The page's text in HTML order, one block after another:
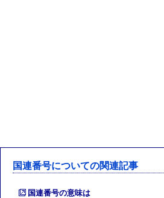
国連番号についての関連記事
国連番号の意味は